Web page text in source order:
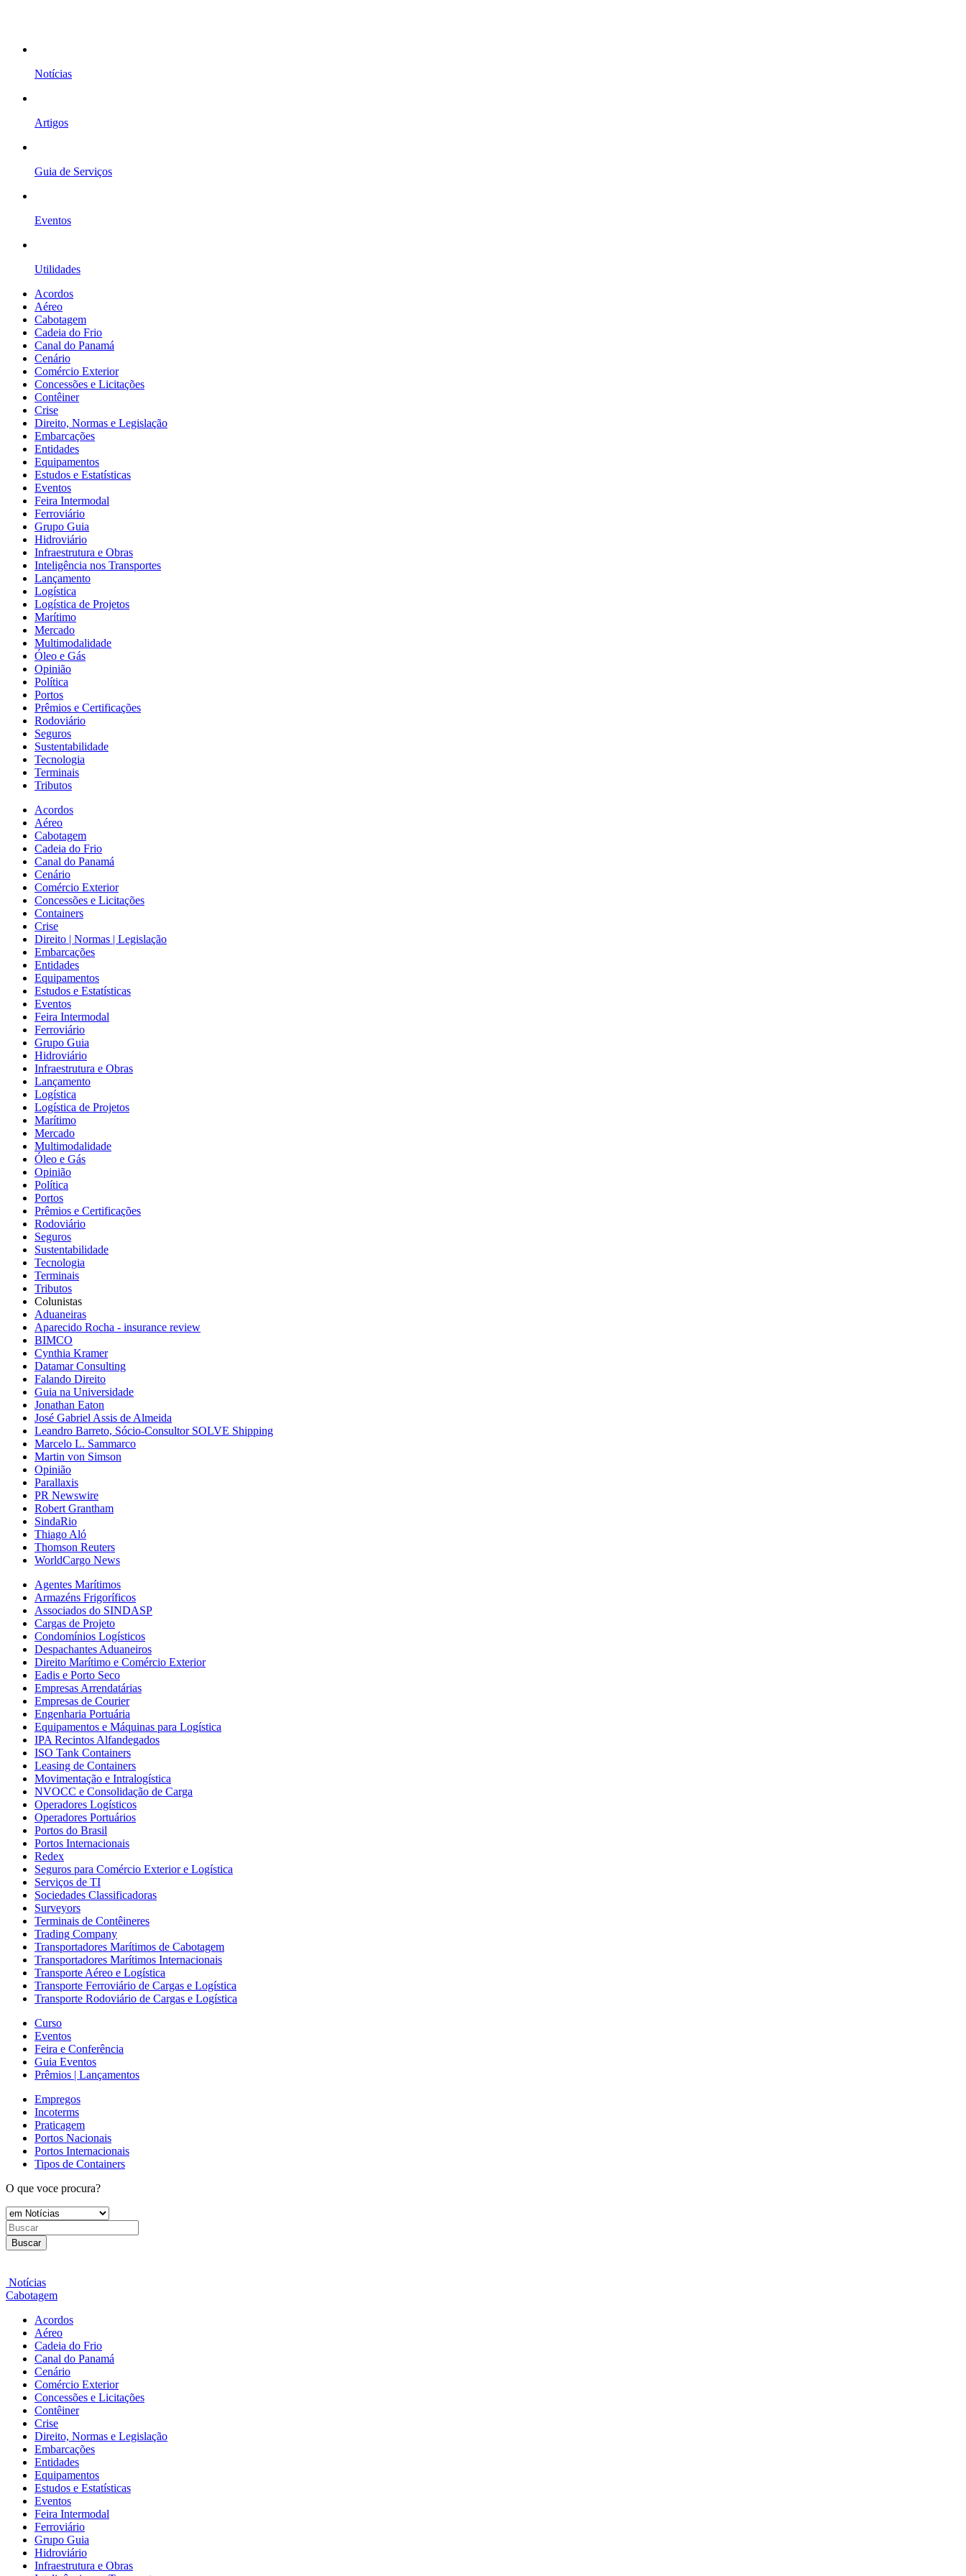
Notícias
Artigos
Guia de Serviços
Eventos
Utilidades
Acordos
Aéreo
Cabotagem
Cadeia do Frio
Canal do Panamá
Cenário
Comércio Exterior
Concessões e Licitações
Contêiner
Crise
Direito, Normas e Legislação
Embarcações
Entidades
Equipamentos
Estudos e Estatísticas
Eventos
Feira Intermodal
Ferroviário
Grupo Guia
Hidroviário
Infraestrutura e Obras
Inteligência nos Transportes
Lançamento
Logística
Logística de Projetos
Marítimo
Mercado
Multimodalidade
Óleo e Gás
Opinião
Política
Portos
Prêmios e Certificações
Rodoviário
Seguros
Sustentabilidade
Tecnologia
Terminais
Tributos
Acordos
Aéreo
Cabotagem
Cadeia do Frio
Canal do Panamá
Cenário
Comércio Exterior
Concessões e Licitações
Containers
Crise
Direito | Normas | Legislação
Embarcações
Entidades
Equipamentos
Estudos e Estatísticas
Eventos
Feira Intermodal
Ferroviário
Grupo Guia
Hidroviário
Infraestrutura e Obras
Lançamento
Logística
Logística de Projetos
Marítimo
Mercado
Multimodalidade
Óleo e Gás
Opinião
Política
Portos
Prêmios e Certificações
Rodoviário
Seguros
Sustentabilidade
Tecnologia
Terminais
Tributos
Colunistas
Aduaneiras
Aparecido Rocha - insurance review
BIMCO
Cynthia Kramer
Datamar Consulting
Falando Direito
Guia na Universidade
Jonathan Eaton
José Gabriel Assis de Almeida
Leandro Barreto, Sócio-Consultor SOLVE Shipping
Marcelo L. Sammarco
Martin von Simson
Opinião
Parallaxis
PR Newswire
Robert Grantham
SindaRio
Thiago Aló
Thomson Reuters
WorldCargo News
Agentes Marítimos
Armazéns Frigoríficos
Associados do SINDASP
Cargas de Projeto
Condomínios Logísticos
Despachantes Aduaneiros
Direito Marítimo e Comércio Exterior
Eadis e Porto Seco
Empresas Arrendatárias
Empresas de Courier
Engenharia Portuária
Equipamentos e Máquinas para Logística
IPA Recintos Alfandegados
ISO Tank Containers
Leasing de Containers
Movimentação e Intralogística
NVOCC e Consolidação de Carga
Operadores Logísticos
Operadores Portuários
Portos do Brasil
Portos Internacionais
Redex
Seguros para Comércio Exterior e Logística
Serviços de TI
Sociedades Classificadoras
Surveyors
Terminais de Contêineres
Trading Company
Transportadores Marítimos de Cabotagem
Transportadores Marítimos Internacionais
Transporte Aéreo e Logística
Transporte Ferroviário de Cargas e Logística
Transporte Rodoviário de Cargas e Logística
Curso
Eventos
Feira e Conferência
Guia Eventos
Prêmios | Lançamentos
Empregos
Incoterms
Praticagem
Portos Nacionais
Portos Internacionais
Tipos de Containers
O que voce procura?
Buscar
Notícias
Cabotagem
Acordos
Aéreo
Cadeia do Frio
Canal do Panamá
Cenário
Comércio Exterior
Concessões e Licitações
Contêiner
Crise
Direito, Normas e Legislação
Embarcações
Entidades
Equipamentos
Estudos e Estatísticas
Eventos
Feira Intermodal
Ferroviário
Grupo Guia
Hidroviário
Infraestrutura e Obras